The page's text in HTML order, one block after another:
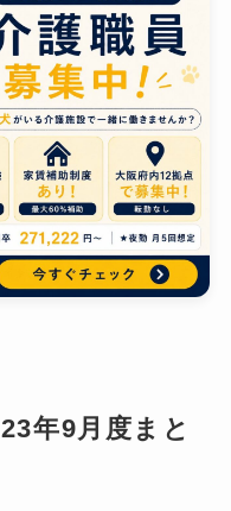
年9月度まと